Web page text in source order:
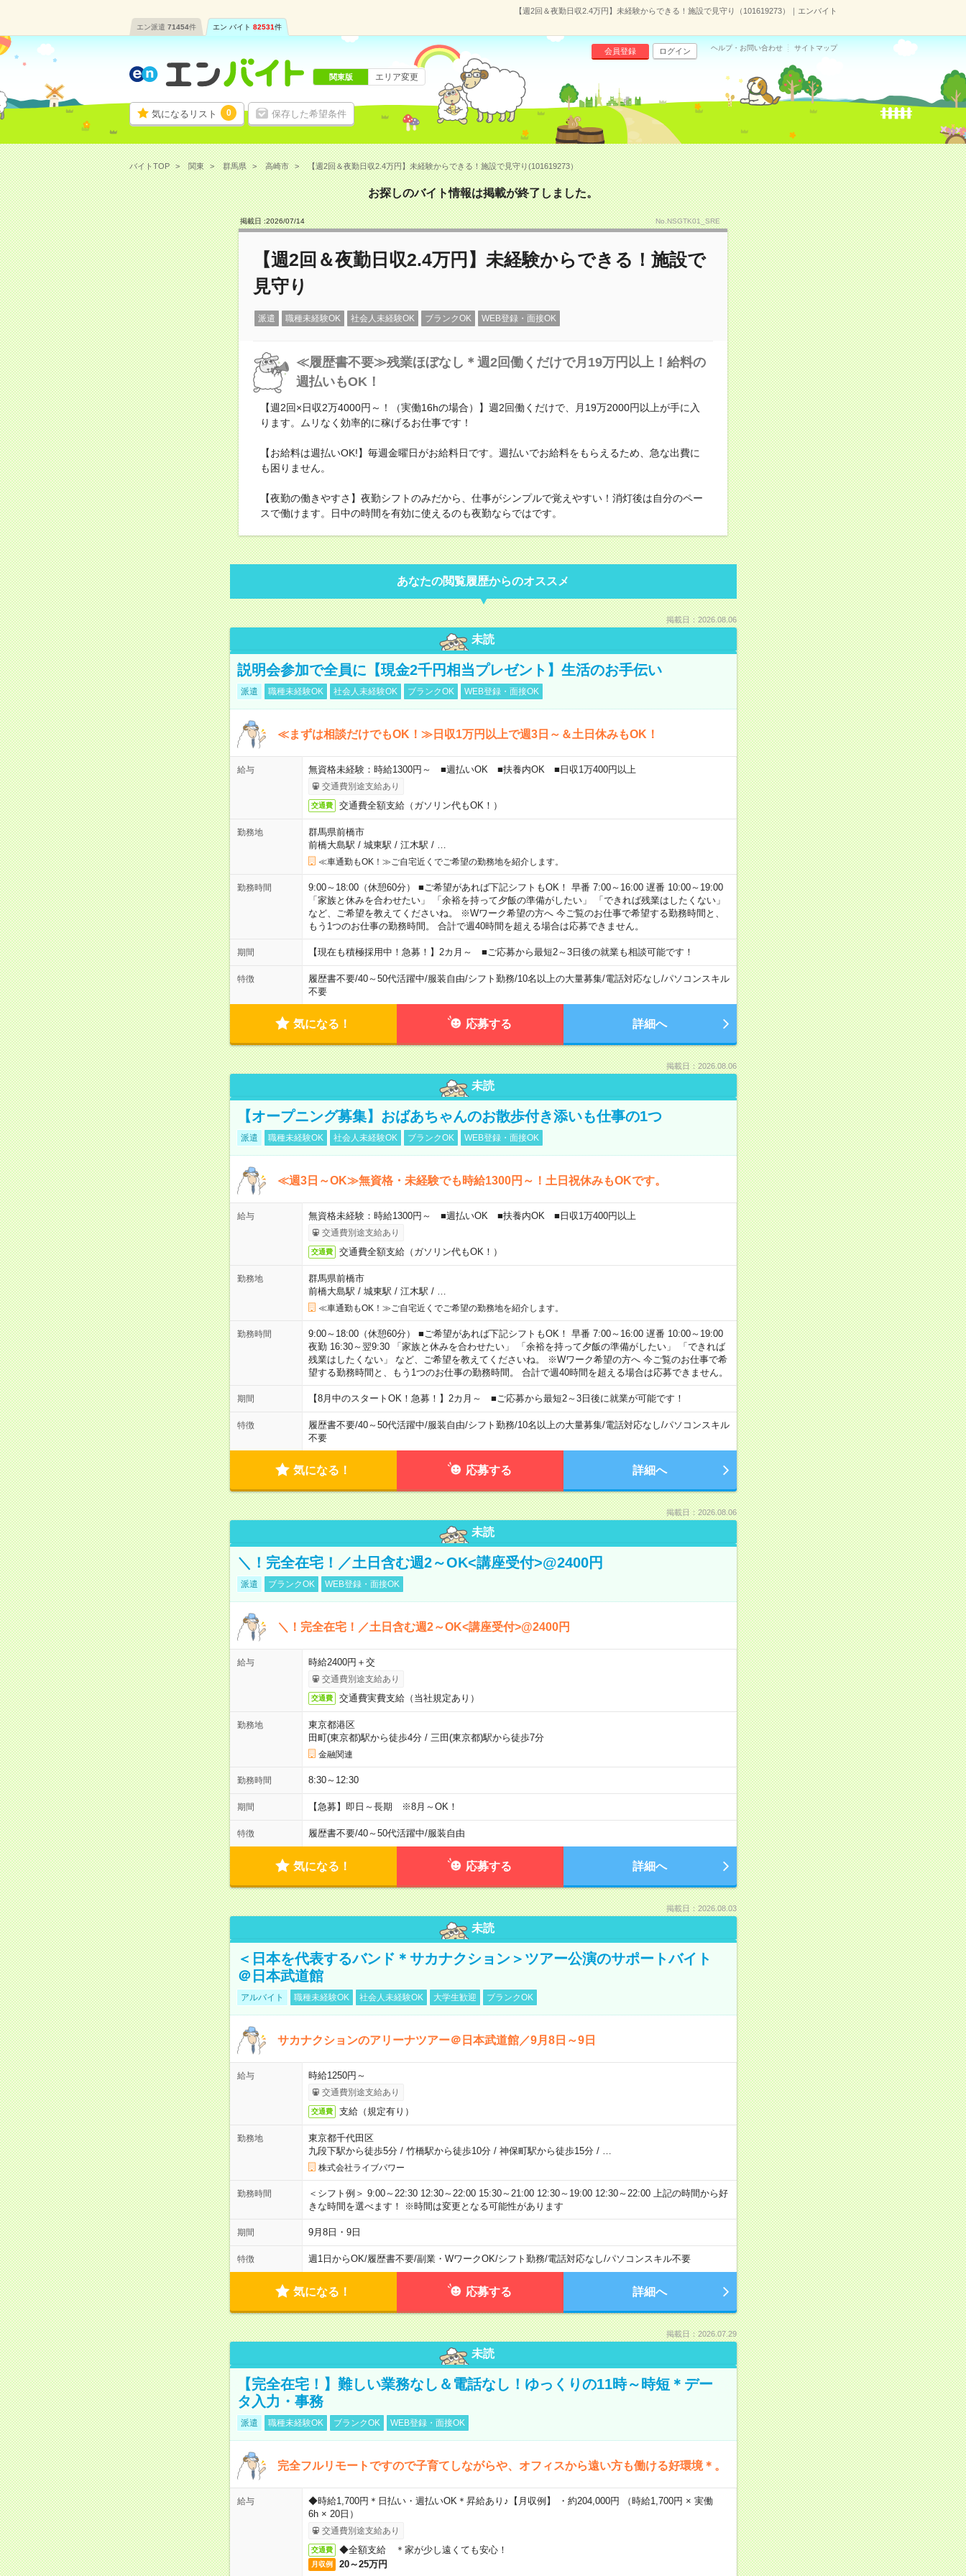
【週2回＆夜勤日収2.4万円】未経験からできる！施設で見守り（101619273）｜エンバイト
エン派遣 71454件 エン バイト 82531件
気になるリスト 0 保存した希望条件
会員登録 ログイン ヘルプ・お問い合わせ サイトマップ
関東版 エリア変更
バイトTOP 関東 群馬県 高崎市 【週2回＆夜勤日収2.4万円】未経験からできる！施設で見守り(101619273）
お探しのバイト情報は掲載が終了しました。
掲載日 :2026/07/14 No.NSGTK01_SRE
【週2回＆夜勤日収2.4万円】未経験からできる！施設で
見守り
派遣 職種未経験OK 社会人未経験OK ブランクOK WEB登録・面接OK
≪履歴書不要≫残業ほぼなし＊週2回働くだけで月19万円以上！給料の
週払いもOK！
【週2回×日収2万4000円～！（実働16hの場合）】週2回働くだけで、月19万2000円以上が手に入
ります。ムリなく効率的に稼げるお仕事です！
【お給料は週払いOK!】毎週金曜日がお給料日です。週払いでお給料をもらえるため、急な出費に
も困りません。
【夜勤の働きやすさ】夜勤シフトのみだから、仕事がシンプルで覚えやすい！消灯後は自分のペー
スで働けます。日中の時間を有効に使えるのも夜勤ならではです。
あなたの閲覧履歴からのオススメ
掲載日：2026.08.06
未読
説明会参加で全員に【現金2千円相当プレゼント】生活のお手伝い
派遣 職種未経験OK 社会人未経験OK ブランクOK WEB登録・面接OK
≪まずは相談だけでもOK！≫日収1万円以上で週3日～＆土日休みもOK！
給与 無資格未経験：時給1300円～ ■週払いOK ■扶養内OK ■日収1万400円以上
交通費別途支給あり
交通費 交通費全額支給（ガソリン代もOK！）
勤務地
群馬県前橋市
前橋大島駅 / 城東駅 / 江木駅 /
≪車通勤もOK！≫ご自宅近くでご希望の勤務地を紹介します。
勤務時間
9:00～18:00（休憩60分） ■ご希望があれば下記シフトもOK！ 早番 7:00～16:00 遅番 10:00～19:00
「家族と休みを合わせたい」 「余裕を持って夕飯の準備がしたい」 「できれば残業はしたくない」
など、ご希望を教えてくださいね。 ※Wワーク希望の方へ 今ご覧のお仕事で希望する勤務時間と、
もう1つのお仕事の勤務時間。 合計で週40時間を超える場合は応募できません。
期間 【現在も積極採用中！急募！】2カ月～ ■ご応募から最短2～3日後の就業も相談可能です！
特徴 履歴書不要/40～50代活躍中/服装自由/シフト勤務/10名以上の大量募集/電話対応なし/パソコンスキル
不要
気になる！ 応募する 詳細へ
掲載日：2026.08.06
未読
【オープニング募集】おばあちゃんのお散歩付き添いも仕事の1つ
派遣 職種未経験OK 社会人未経験OK ブランクOK WEB登録・面接OK
≪週3日～OK≫無資格・未経験でも時給1300円～！土日祝休みもOKです。
給与 無資格未経験：時給1300円～ ■週払いOK ■扶養内OK ■日収1万400円以上
交通費別途支給あり
交通費 交通費全額支給（ガソリン代もOK！）
勤務地
群馬県前橋市
前橋大島駅 / 城東駅 / 江木駅 /
≪車通勤もOK！≫ご自宅近くでご希望の勤務地を紹介します。
勤務時間
9:00～18:00（休憩60分） ■ご希望があれば下記シフトもOK！ 早番 7:00～16:00 遅番 10:00～19:00
夜勤 16:30～翌9:30 「家族と休みを合わせたい」 「余裕を持って夕飯の準備がしたい」 「できれば
残業はしたくない」 など、ご希望を教えてくださいね。 ※Wワーク希望の方へ 今ご覧のお仕事で希
望する勤務時間と、もう1つのお仕事の勤務時間。 合計で週40時間を超える場合は応募できません。
期間 【8月中のスタートOK！急募！】2カ月～ ■ご応募から最短2～3日後に就業が可能です！
特徴 履歴書不要/40～50代活躍中/服装自由/シフト勤務/10名以上の大量募集/電話対応なし/パソコンスキル
不要
気になる！ 応募する 詳細へ
掲載日：2026.08.06
未読
＼！完全在宅！／土日含む週2～OK<講座受付>@2400円
派遣 ブランクOK WEB登録・面接OK
＼！完全在宅！／土日含む週2～OK<講座受付>@2400円
給与 時給2400円＋交
交通費別途支給あり
交通費 交通費実費支給（当社規定あり）
勤務地
東京都港区
田町(東京都)駅から徒歩4分/ 三田(東京都)駅から徒歩7分
金融関連
勤務時間 8:30～12:30
期間 【急募】即日～長期 ※8月～OK！
特徴 履歴書不要/40～50代活躍中/服装自由
気になる！ 応募する 詳細へ
掲載日：2026.08.03
未読
＜日本を代表するバンド＊サカナクション＞ツアー公演のサポートバイト
＠日本武道館
アルバイト 職種未経験OK 社会人未経験OK 大学生歓迎 ブランクOK
サカナクションのアリーナツアー＠日本武道館／9月8日～9日
給与 時給1250円～
交通費別途支給あり
交通費 支給（規定有り）
勤務地
東京都千代田区
九段下駅から徒歩5分/ 竹橋駅から徒歩10分/ 神保町駅から徒歩15分/
株式会社ライブパワー
勤務時間
＜シフト例＞ 9:00～22:30 12:30～22:00 15:30～21:00 12:30～19:00 12:30～22:00 上記の時間から好
きな時間を選べます！ ※時間は変更となる可能性があります
期間 9月8日・9日
特徴 週1日からOK/履歴書不要/副業・WワークOK/シフト勤務/電話対応なし/パソコンスキル不要
気になる！ 応募する 詳細へ
掲載日：2026.07.29
未読
【完全在宅！】難しい業務なし＆電話なし！ゆっくりの11時～時短＊デー
タ入力・事務
派遣 職種未経験OK ブランクOK WEB登録・面接OK
完全フルリモートですので子育てしながらや、オフィスから遠い方も働ける好環境＊。
給与
◆時給1,700円＊日払い・週払いOK＊昇給あり♪【月収例】 ・約204,000円 （時給1,700円 × 実働
6h × 20日）
交通費別途支給あり
交通費 ◆全額支給 ＊家が少し遠くても安心！
月収例 20～25万円